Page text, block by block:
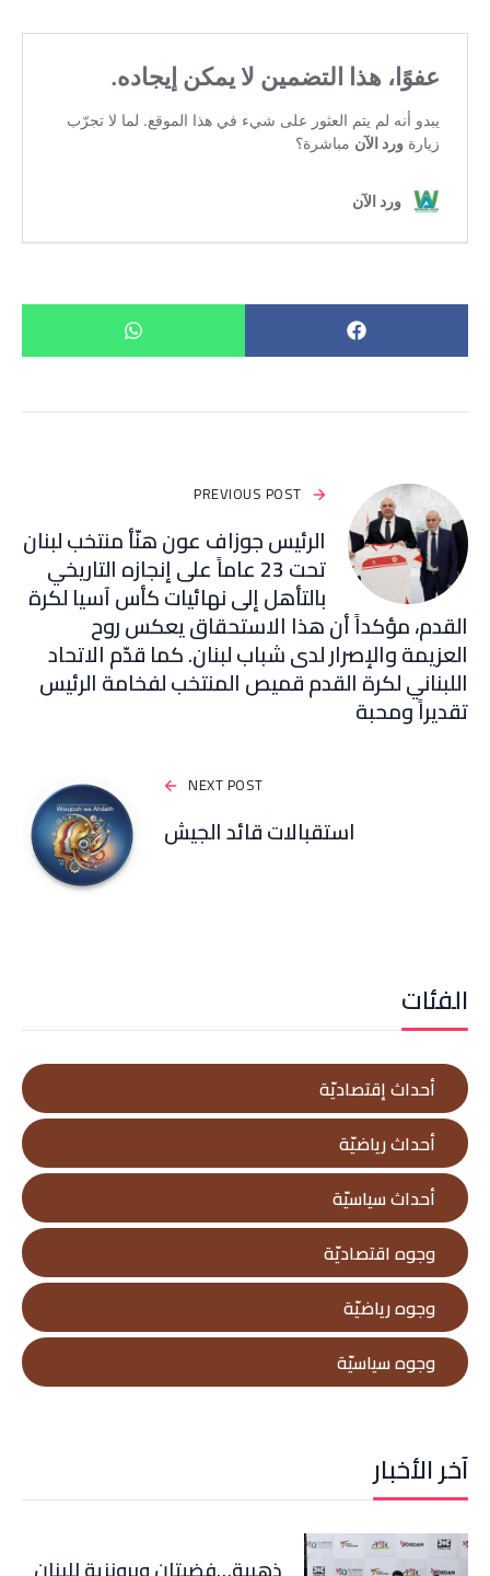
PREVIOUS POST
‏الرئيس جوزاف عون هنّأ منتخب لبنان
تحت 23 عاماً على إنجازه التاريخي
بالتأهل إلى نهائيات كأس آسيا لكرة
القدم، مؤكداً أن هذا الاستحقاق يعكس روح
العزيمة والإصرار لدى شباب لبنان. كما قدّم الاتحاد
اللبناني لكرة القدم قميص المنتخب لفخامة الرئيس
تقديراً ومحبة
NEXT POST
استقبالات قائد الجيش
الفئات
أحداث إقتصاديّة
أحداث رياضيّة
أحداث سياسيّة
وجوه اقتصاديّة
وجوه رياضيّة
وجوه سياسيّة
آخر الأخبار